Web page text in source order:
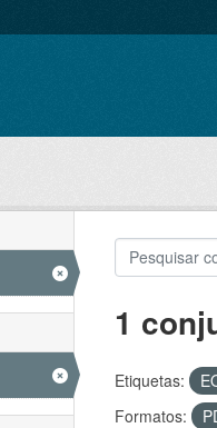
1
Etiquetas:
Formatos: